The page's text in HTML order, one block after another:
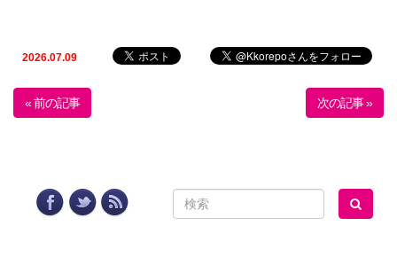
2026.07.09
« 前の記事 次の記事 »